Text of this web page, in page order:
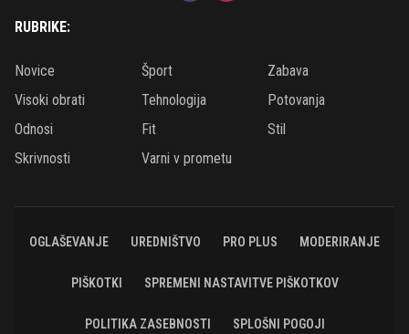
RUBRIKE:
Novice Šport
Zabava
Visoki obrati
Tehnologija
Potovanja
Odnosi
Fit
Stil
Skrivnosti
Varni v prometu
OGLAŠEVANJE UREDNIŠTVO PRO PLUS MODERIRANJE
PIŠKOTKI SPREMENI NASTAVITVE PIŠKOTKOV
POLITIKA ZASEBNOSTI SPLOŠNI POGOJI